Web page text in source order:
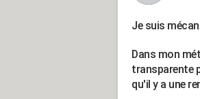
Je suis
Dans mon
transparente
qu'il y a une